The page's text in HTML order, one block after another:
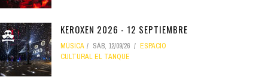
KEROXEN 2026 - 12 SEPTIEMBRE
MÚSICA SÁB, 12/09/26
ESPACIO
CULTURAL EL TANQUE